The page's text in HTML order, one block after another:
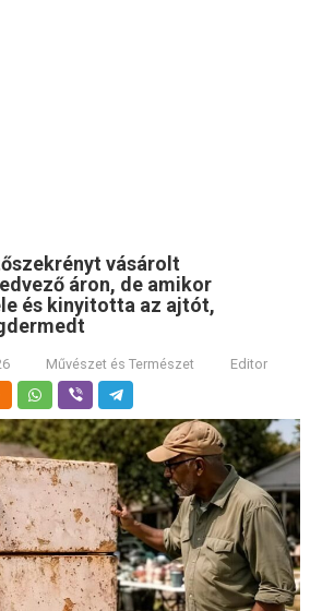
vásárolt
áron, de amikor
és kinyitotta az ajtót,
Művészet és Természet Editor